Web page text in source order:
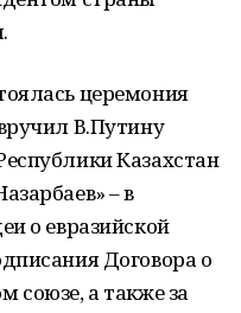
церемония
В.Путину
Казахстан
– в
о евразийской
Договора о
союзе, а также за